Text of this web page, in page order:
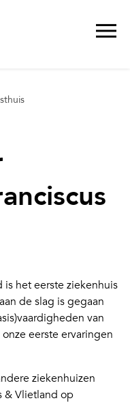
is het eerste ziekenhuis
de slag is gegaan
van
eerste ervaringen
ziekenhuizen
& Vlietland op